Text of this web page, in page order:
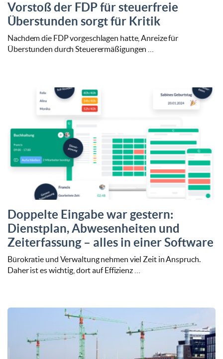
Vorstoß der FDP für steuerfreie
Überstunden sorgt für Kritik
Nachdem die FDP vorgeschlagen hatte, Anreize für
Überstunden durch Steuerermäßigungen …
Doppelte Eingabe war gestern:
Dienstplan, Abwesenheiten und
Zeiterfassung – alles in einer Software
Bürokratie und Verwaltung nehmen viel Zeit in Anspruch.
Daher ist es wichtig, dort auf Effizienz …